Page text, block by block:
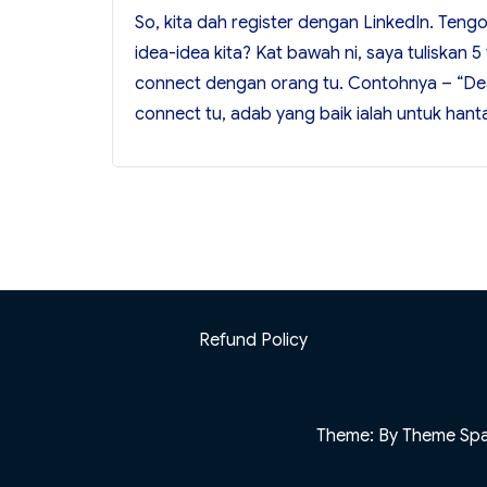
Menggunakan
LinkedIn
Dengan
Lebih
So, kita dah register dengan LinkedIn.
idea-idea kita? Kat bawah ni, saya tuliskan
connect dengan orang tu. Contohnya –
connect tu, adab yang baik ialah untuk
Refund Policy
Theme: By Theme